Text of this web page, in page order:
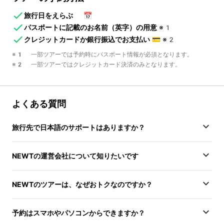
旅行日をえらぶ
📅
パスポートに記載のお名前（英字）の用意 ※1
クレジットカードか銀行振込でお支払い 💳 ※2
※1 一部ツアーでは予約時にパスポート情報が必須となります。
※2 一部ツアーではクレジットカード決済のみとなります。
よくある質問
旅行先で日本語のサポートはありますか？
NEWTの運営会社について知りたいです
NEWTのツアーは、なぜおトクなのですか？
予約はスマホやパソコンからできますか？